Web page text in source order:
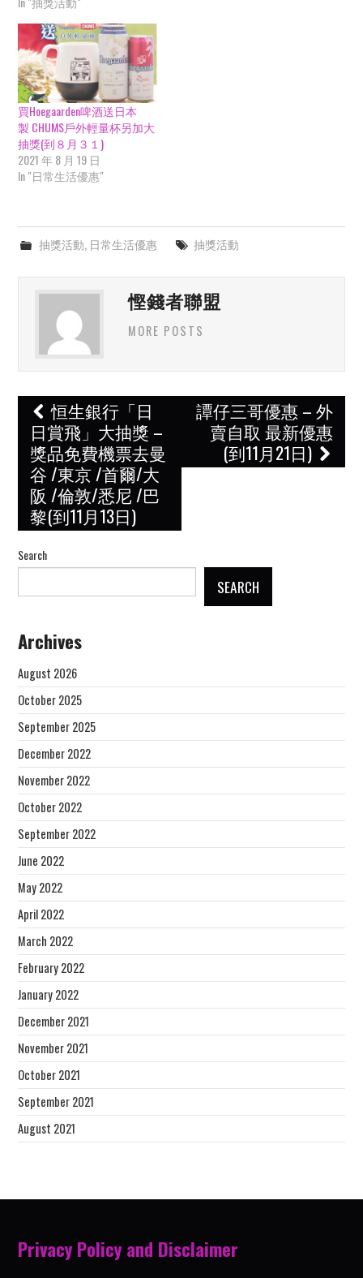
買Hoegaarden啤酒送日本
製 CHUMS戶外輕量杯另加大
抽獎(到８月３１)
2021 年 8 月 19 日
In "日常生活優惠"
抽獎活動 日常生活優惠 抽獎活動
慳錢者聯盟
MORE POSTS
Post
navigation
恒生銀行「日
日賞飛」大抽獎 –
獎品免費機票去曼
谷 /東京 /首爾/大
阪 /倫敦/悉尼 /巴
黎(到11月13日)
譚仔三哥優惠 – 外
賣自取 最新優惠
(到11月21日)
Search
SEARCH
Archives
August 2026
October 2025
September 2025
December 2022
November 2022
October 2022
September 2022
June 2022
May 2022
April 2022
March 2022
February 2022
January 2022
December 2021
November 2021
October 2021
September 2021
August 2021
Privacy Policy and Disclaimer